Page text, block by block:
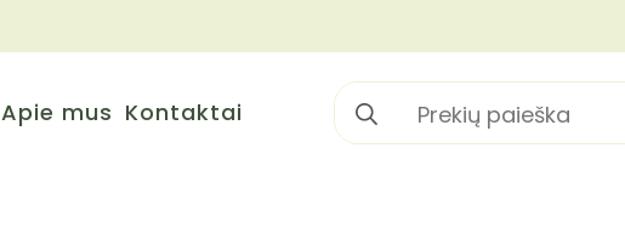
Apie mus Kontaktai
Search
for: